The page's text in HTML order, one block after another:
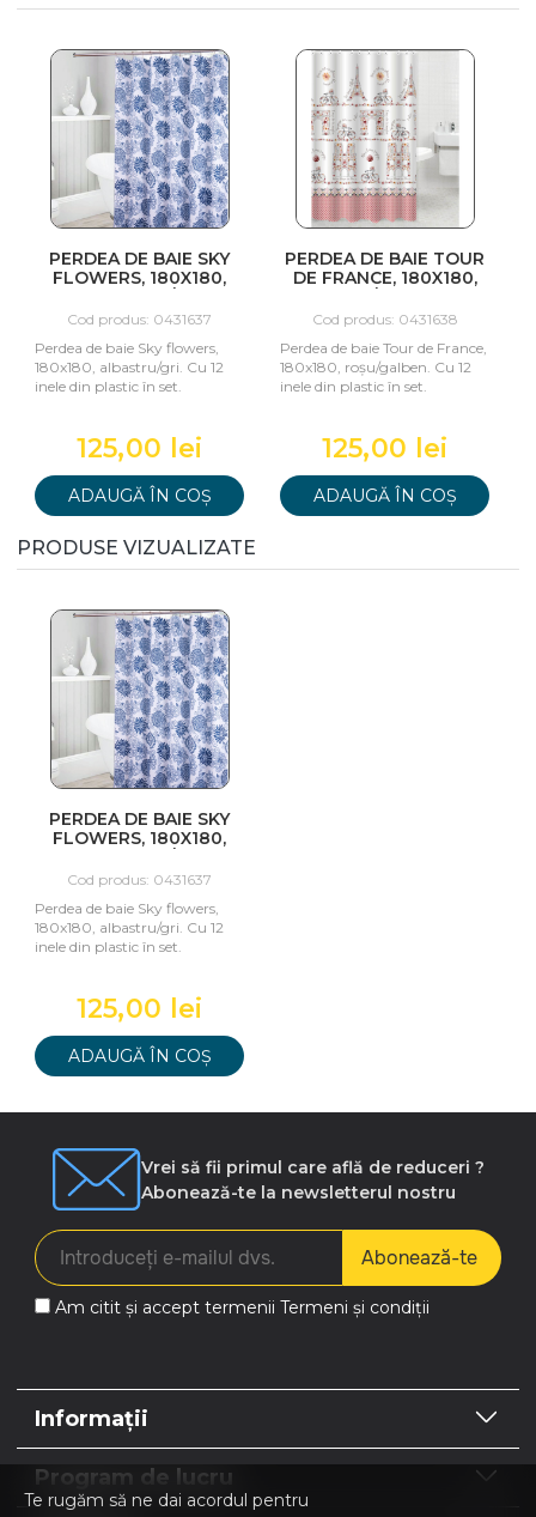
BAIE SKY
180X180,
0431637
flowers,
gri. Cu 12
set.
ÎN COȘ
PERDEA DE BAIE TOUR
DE FRANCE, 180X180,
Cod produs: 0431638
Perdea de baie Tour de France,
180x180, roșu/galben. Cu 12
inele din plastic în set.
125,00 lei
ADAUGĂ ÎN COȘ
PERDEA DE BAIE
180X180, ALB/
Cod produs:
Perdea de baie Mosaic,
180x180, alb/gri/bej.
inele din plastic în set.
125,00
ADAUGĂ ÎN
PRODUSE VIZUALIZATE
PERDEA DE BAIE SKY
FLOWERS, 180X180,
Cod produs: 0431637
Perdea de baie Sky flowers,
180x180, albastru/gri. Cu 12
inele din plastic în set.
125,00 lei
ADAUGĂ ÎN COȘ
Vrei să fii primul care află de reduceri ?
Abonează-te la newsletterul nostru
Abonează-te
Am citit și accept termenii Termeni și condiții
Informații
Program de lucru
Te rugăm să ne dai acordul pentru